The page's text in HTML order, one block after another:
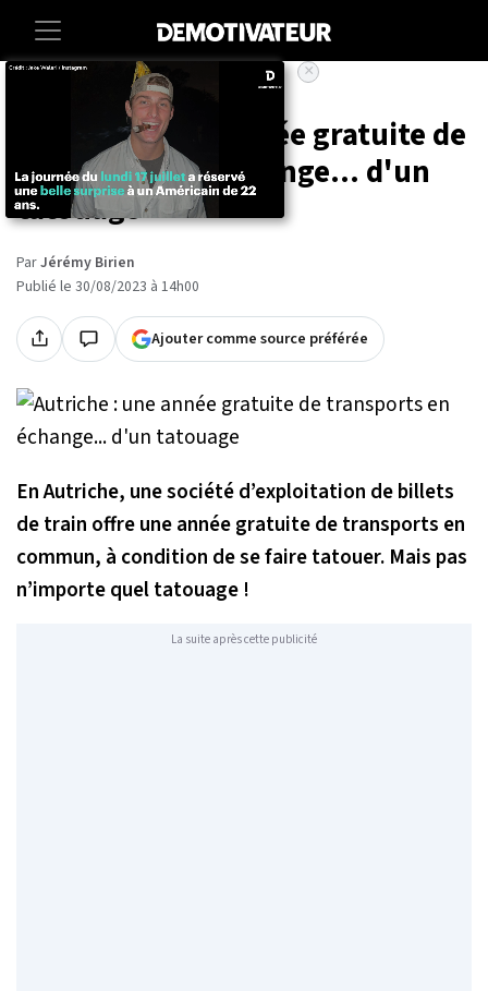
Societe Insolite
Autriche : une année gratuite de
transports en échange... d'un
tatouage
ParJérémy Birien
Publié le 30/08/2023 à 14h00
Ajouter comme source préférée
En Autriche, une société d’exploitation de billets
de train offre une année gratuite de transports en
commun, à condition de se faire tatouer. Mais pas
n’importe quel tatouage !
La suite après cette publicité
×